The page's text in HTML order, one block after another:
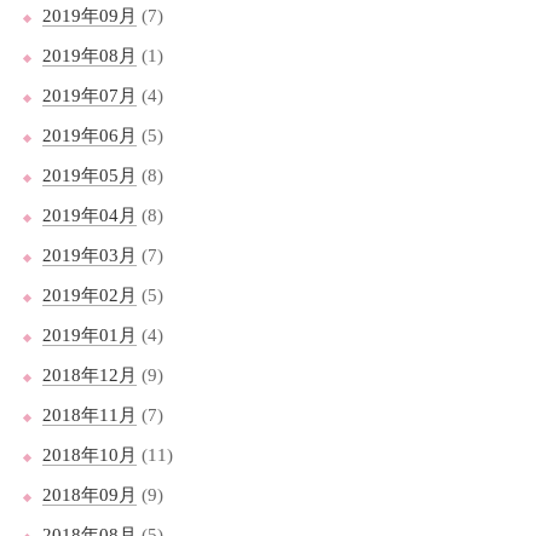
2019年09月 (7)
2019年08月 (1)
2019年07月 (4)
2019年06月 (5)
2019年05月 (8)
2019年04月 (8)
2019年03月 (7)
2019年02月 (5)
2019年01月 (4)
2018年12月 (9)
2018年11月 (7)
2018年10月 (11)
2018年09月 (9)